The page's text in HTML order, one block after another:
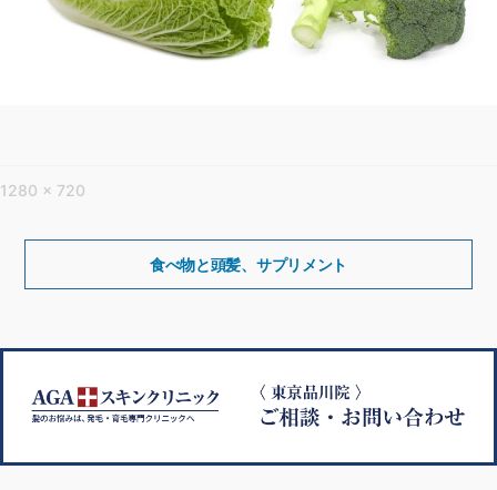
フ
1280 × 720
シ
食べ物と頭髪、サプリメント